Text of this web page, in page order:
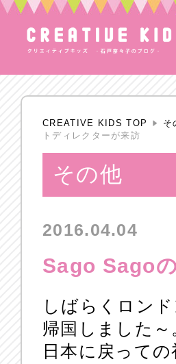
CREATIVE KIDS TOP そ
トディレクターが来訪
その他
2016.04.04
Sago Sago
しばらくロン
帰国しました～
日本に戻って